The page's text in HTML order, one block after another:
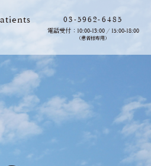
03-5962-6485
電話受付：10:00-13:00 / 15:00-18:00
（患者様専用）